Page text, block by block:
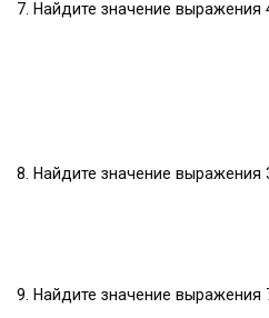
7. Найдите значение выражения
8. Найдите значение выражения
9. Найдите значение выражения